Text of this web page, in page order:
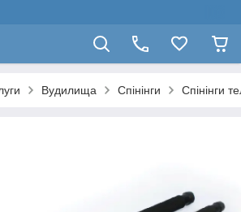
Вудилища Спінінги Спінінги